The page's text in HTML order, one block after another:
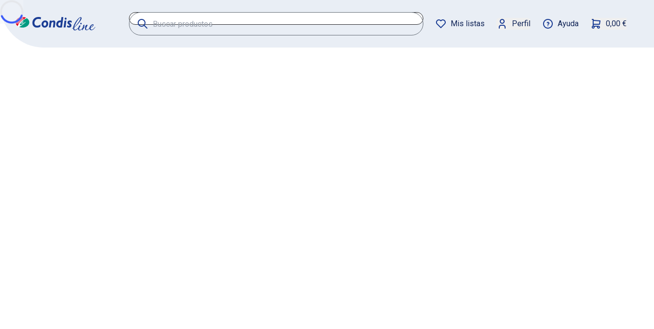
Mis listas Perfil Ayuda 0,00 €